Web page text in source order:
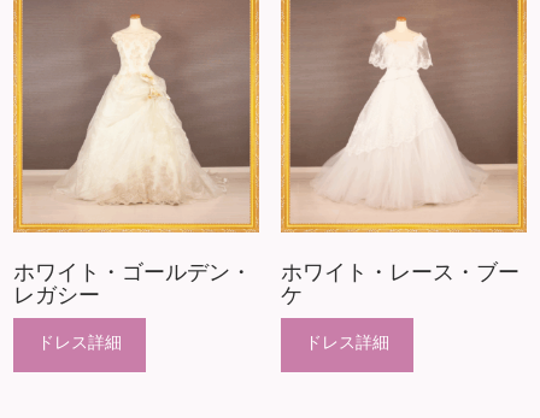
ホワイト・ゴールデン・
レガシー
ホワイト・レース・ブー
ケ